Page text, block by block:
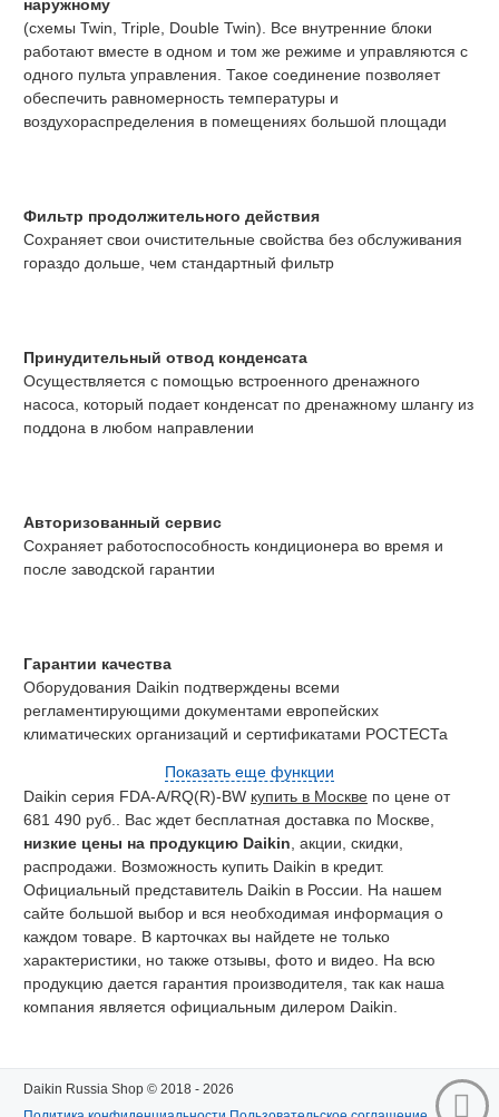
наружному
(схемы Twin, Triple, Double Twin). Все внутренние блоки
работают вместе в одном и том же режиме и управляются с
одного пульта управления. Такое соединение позволяет
обеспечить равномерность температуры и
воздухораспределения в помещениях большой площади
Фильтр продолжительного действия
Сохраняет свои очистительные свойства без обслуживания
гораздо дольше, чем стандартный фильтр
Принудительный отвод конденсата
Осуществляется с помощью встроенного дренажного
насоса, который подает конденсат по дренажному шлангу из
поддона в любом направлении
Авторизованный сервис
Сохраняет работоспособность кондиционера во время и
после заводской гарантии
Гарантии качества
Оборудования Daikin подтверждены всеми
регламентирующими документами европейских
климатических организаций и сертификатами РОСТЕСТа
Показать еще функции
Daikin серия FDA-A/RQ(R)-BW купить в Москве по цене от
681 490 руб.. Вас ждет бесплатная доставка по Москве,
низкие цены на продукцию Daikin , акции, скидки,
распродажи. Возможность купить Daikin в кредит.
Официальный представитель Daikin в России. На нашем
сайте большой выбор и вся необходимая информация о
каждом товаре. В карточках вы найдете не только
характеристики, но также отзывы, фото и видео. На всю
продукцию дается гарантия производителя, так как наша
компания является официальным дилером Daikin.
Daikin Russia Shop © 2018 - 2026